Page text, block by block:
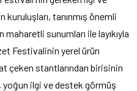
kuruluşları, tanınmış önemli
sunumları ile layıkıyla
Festivalinin yerel ürün
çeken stantlarından birisinin
yoğun ilgi ve destek görmüş